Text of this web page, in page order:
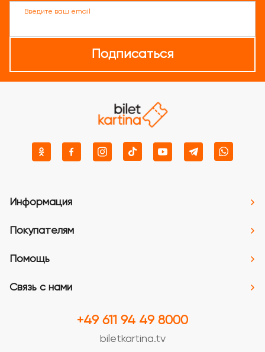
Введите ваш email
Подписаться
Информация
Покупателям
Помощь
Связь с нами
+49 611 94 49 8000
biletkartina.tv